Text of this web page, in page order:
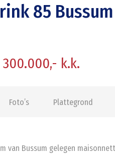
85 Bussum
k.k.
Foto’s Plattegrond
van Bussum gelegen